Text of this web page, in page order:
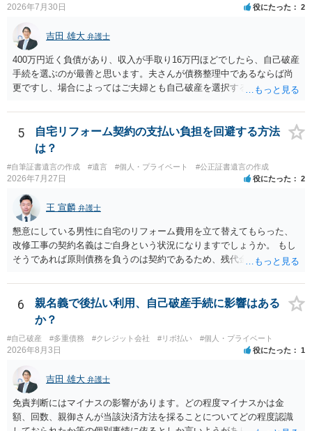
2026年7月30日 役にたった 2
吉田 雄大 弁護士
400万円近く負債があり、収入が手取り16万円ほどでしたら、自己破産
手続を選ぶのが最善と思います。夫さんが債務整理中であるならば尚
更ですし、場合によってはご夫婦とも自己破産を選択する方法もある
5
自宅リフォーム契約の支払い負担を回避する方法
は？
#自筆証書遺言の作成 #遺言 #個人・プライベート #公正証書遺言の作成
2026年7月27日 役にたった 2
王 宣麟 弁護士
懇意にしている男性に自宅のリフォーム費用を立て替えてもらった、
改修工事の契約名義はご自身という状況になりますでしょうか。 もし
そうであれば原則債務を負うのは契約であるため、残代金を捻出して
ます。 入籍した場合でも、原則契約者が単独で全ての債務を負うこと
には変わりがありません。 なかなか対応に難しい案件であり、公開の
場でアドバイスを行うのも限界があるように思われますので、資料等
を持参のうえ個別に弁護士に相談されることをお勧めします。
6
親名義で後払い利用、自己破産手続に影響はある
か？
#自己破産 #多重債務 #クレジット会社 #リボ払い #個人・プライベート
2026年8月3日 役にたった 1
吉田 雄大 弁護士
免責判断にはマイナスの影響があります。どの程度マイナスかは金
額、回数、親御さんが当該決済方法を採ることについてどの程度認識